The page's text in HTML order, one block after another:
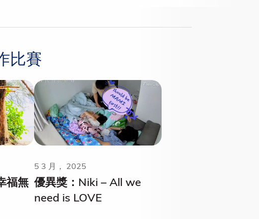
比賽
福無 優異獎：Niki – All we
need is LOVE
5 3 月， 2025